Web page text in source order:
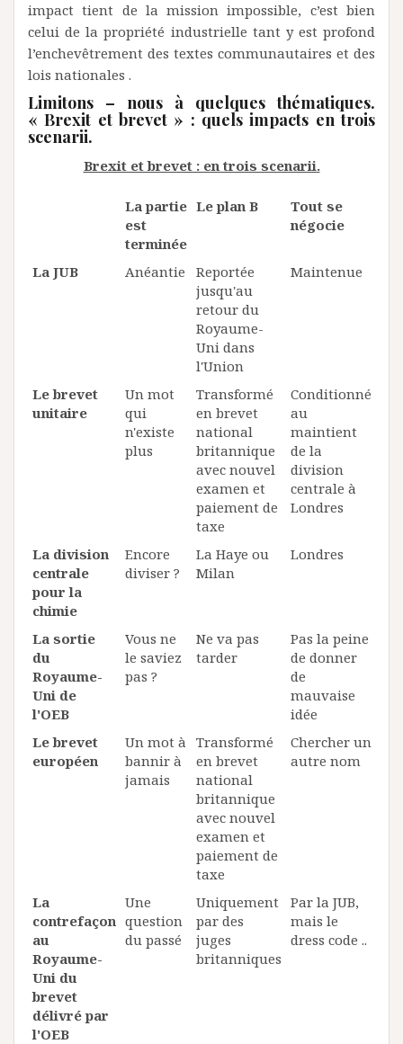
impact tient de la mission impossible, c’est bien
celui de la propriété industrielle tant y est profond
l’enchevêtrement des textes communautaires et des
lois nationales .
Limitons – nous à quelques thématiques.
« Brexit et brevet » : quels impacts en trois
scenarii.
Brexit et brevet : en trois scenarii.
La partie
est
terminée
Le plan B
Tout se
négocie
La JUB Anéantie
Reportée
jusqu'au
retour du
Royaume-
Uni dans
l'Union
Maintenue
Le brevet
unitaire
Un mot
qui
n'existe
plus
Transformé
en brevet
national
britannique
avec nouvel
examen et
paiement de
taxe
Conditionné
au
maintient
de la
division
centrale à
Londres
La division
centrale
pour la
chimie
Encore
diviser ?
La Haye ou
Milan
Londres
La sortie
du
Royaume-
Uni de
l'OEB
Vous ne
le saviez
pas ?
Ne va pas
tarder
Pas la peine
de donner
de
mauvaise
idée
Le brevet
européen
Un mot à
bannir à
jamais
Transformé
en brevet
national
britannique
avec nouvel
examen et
paiement de
taxe
Chercher un
autre nom
La
contrefaçon
au
Royaume-
Uni du
brevet
délivré par
l'OEB
Une
question
du passé
Uniquement
par des
juges
britanniques
Par la JUB,
mais le
dress code ..